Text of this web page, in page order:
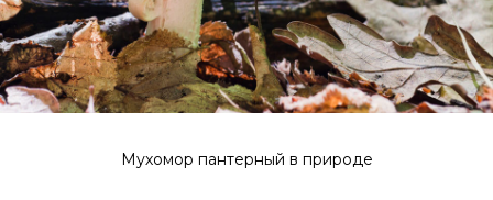
Мухомор пантерный в природе
Мы создали разнообразие форм приема
мухомора для вашего удобства, подобрать
наиболее удобный вариант можно у нашего
администратора
МУХОМОРА ДЛЯ ВАС